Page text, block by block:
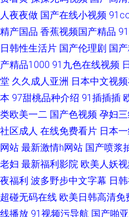
人夜夜做 国产在线小视频
精产国品 香蕉视频国产精品
日韩性生活片 国产伦理剧 国
产精品1000 91九色在线视频
堂 久久成人亚洲 日本中文视
本 97甜桃品种介绍 91插插插
类欧美一二 国产色视频 孕妇
社区成人 在线免费看片 日本
网站 最新激情h网站 国产喷浆
老妇 最新福利影院 欧美人妖
夜福利 波多野步中文字幕 日
超碰无码在线 欧美日韩高清免
线播放 91视频污导航 国产啪